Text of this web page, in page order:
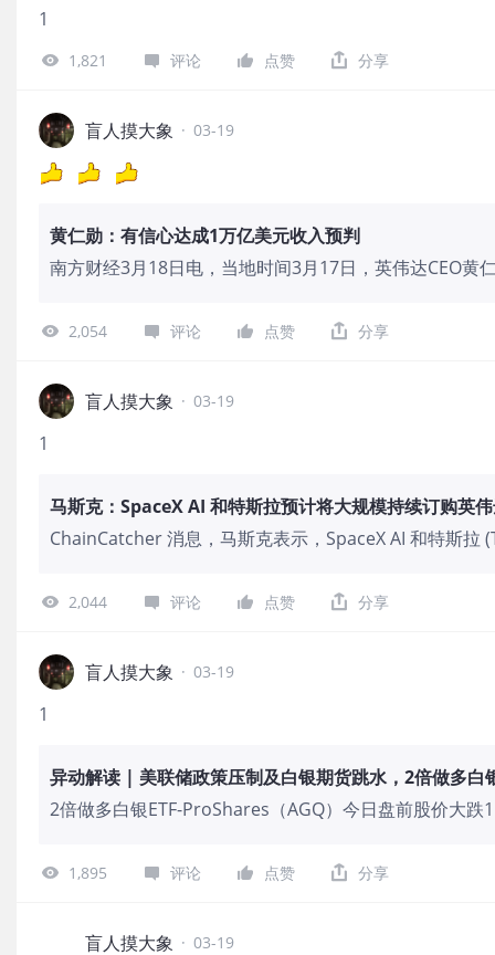
1
1,821 评论 点赞 分享
盲人摸大象 · 03-19
黄仁勋：有信心达成1万亿美元收入预判
南方财经3月18日电，当地时间3月17日，英伟达CEO
美元的收入预判是来自这部分业务的能见度和采购订单
2,054 评论 点赞 分享
盲人摸大象 · 03-19
1
马斯克：SpaceX AI 和特斯拉预计将大规模持续订购英
ChainCatcher 消息，马斯克表示，SpaceX AI 和特斯拉
2,044 评论 点赞 分享
盲人摸大象 · 03-19
1
异动解读 | 美联储政策压制及白银期货跳水，2倍做多白
2倍做多白银ETF-ProShares（AGQ）今日盘前股价大
对金银等贵金属价格形成压制。同时，中东地缘冲突持
作为追踪白银价格并带有两倍杠杆的ETF，AGQ的波动
1,895 评论 点赞 分享
盲人摸大象 · 03-19